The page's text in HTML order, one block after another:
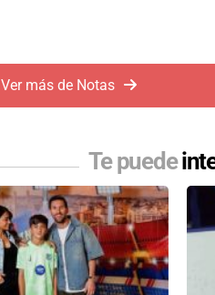
Ver más de Notas
Te puede